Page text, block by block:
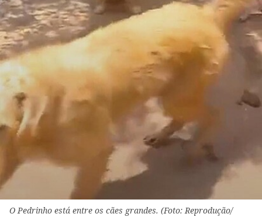
O Pedrinho está entre os cães grandes. (Foto: Reprodução/